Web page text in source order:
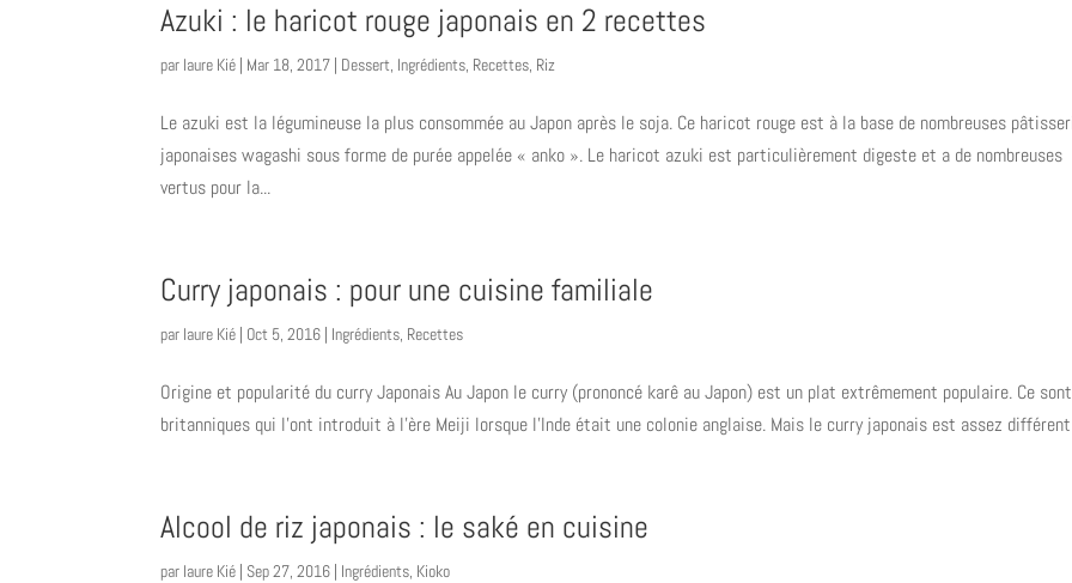
Azuki : le haricot rouge japonais en 2 recettes
par laure Kié | Mar 18, 2017 | Dessert, Ingrédients, Recettes, Riz
Le azuki est la légumineuse la plus consommée au Japon après le soja. Ce haricot rouge est à la base de nombreuses
japonaises wagashi sous forme de purée appelée « anko ». Le haricot azuki est particulièrement digeste et a de nombreuses
vertus pour la...
Curry japonais : pour une cuisine familiale
par laure Kié | Oct 5, 2016 | Ingrédients, Recettes
Origine et popularité du curry Japonais Au Japon le curry (prononcé karê au Japon) est un plat extrêmement populaire. Ce
britanniques qui l’ont introduit à l’ère Meiji lorsque l’Inde était une colonie anglaise. Mais le curry japonais est assez différent
Alcool de riz japonais : le saké en cuisine
par laure Kié | Sep 27, 2016 | Ingrédients, Kioko